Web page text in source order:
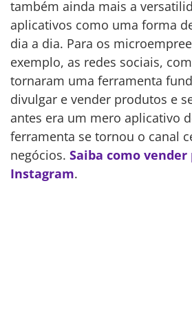
também ainda mais a
aplicativos como uma forma
dia a dia. Para os
exemplo, as redes sociais,
tornaram uma ferramenta
divulgar e vender produtos e
antes era um mero aplicativo
ferramenta se tornou o canal
negócios. Saiba como
Instagram.